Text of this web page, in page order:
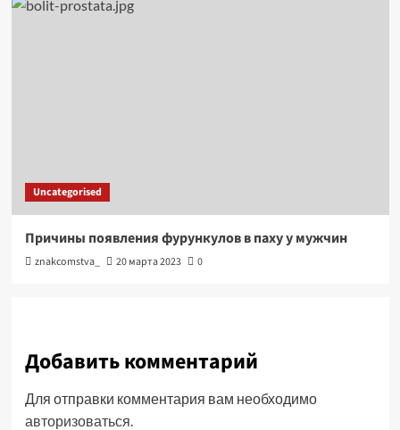
Uncategorised
Причины появления фурункулов в паху у мужчин
znakcomstva_ 20 марта 2023 0
Добавить комментарий
Для отправки комментария вам необходимо
авторизоваться.